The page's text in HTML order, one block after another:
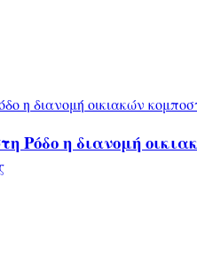
Ρόδο η διανομή